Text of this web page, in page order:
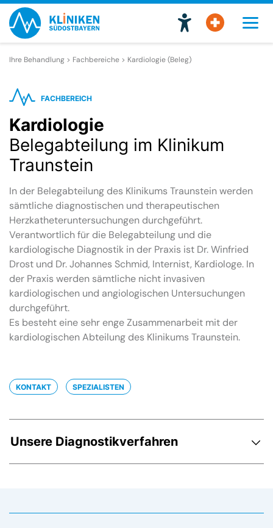
Ihre Behandlung > Fachbereiche > Kardiologie (Beleg)
FACHBEREICH
Kardiologie
Belegabteilung im Klinikum
Traunstein
In der Belegabteilung des Klinikums Traunstein werden
sämtliche diagnostischen und therapeutischen
Herzkatheteruntersuchungen durchgeführt.
Verantwortlich für die Belegabteilung und die
kardiologische Diagnostik in der Praxis ist Dr. Winfried
Drost und Dr. Johannes Schmid, Internist, Kardiologe. In
der Praxis werden sämtliche nicht invasiven
kardiologischen und angiologischen Untersuchungen
durchgeführt.
Es besteht eine sehr enge Zusammenarbeit mit der
kardiologischen Abteilung des Klinikums Traunstein.
KONTAKT SPEZIALISTEN
Unsere Diagnostikverfahren